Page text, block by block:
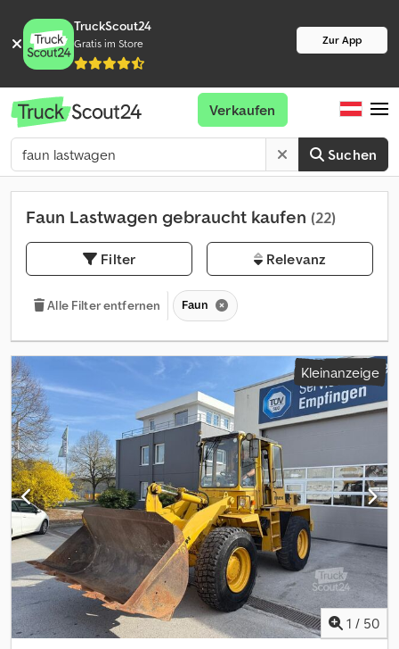
TruckScout24
Gratis im Store Zur App
Suchen
Verkaufen
Faun Lastwagen gebraucht kaufen (22)
Filter Relevanz
Alle Filter entfernen Faun
Kleinanzeige
1 / 50